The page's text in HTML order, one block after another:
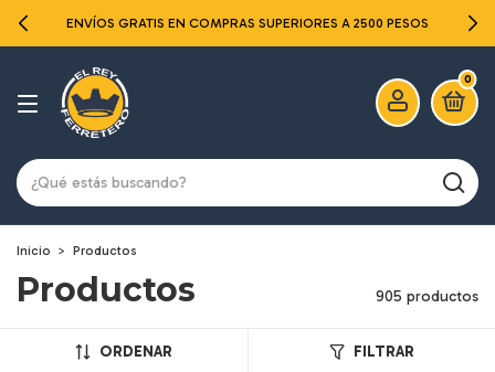
ENVÍOS GRATIS EN COMPRAS SUPERIORES A 2500 PESOS
0
Inicio > Productos
Productos 905 productos
ORDENAR FILTRAR